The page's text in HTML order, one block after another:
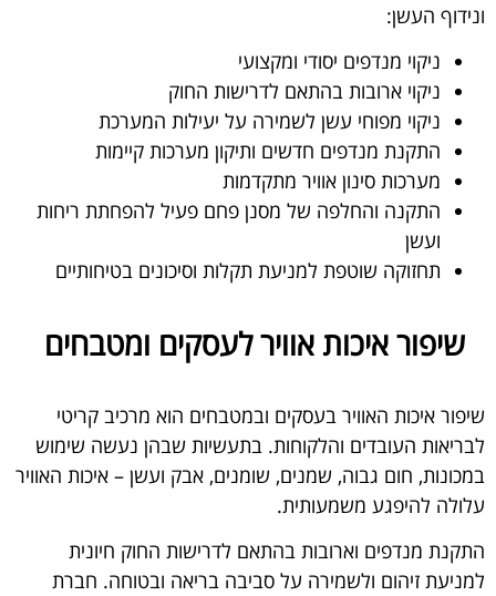
ונידוף העשן:
ניקוי מנדפים יסודי ומקצועי
ניקוי ארובות בהתאם לדרישות החוק
ניקוי מפוחי עשן לשמירה על יעילות המערכת
התקנת מנדפים חדשים ותיקון מערכות קיימות
מערכות סינון אוויר מתקדמות
התקנה והחלפה של מסנן פחם פעיל להפחתת ריחות
ועשן
תחזוקה שוטפת למניעת תקלות וסיכונים בטיחותיים
שיפור איכות אוויר לעסקים ומטבחים
שיפור איכות האוויר בעסקים ובמטבחים הוא מרכיב קריטי
לבריאות העובדים והלקוחות. בתעשיות שבהן נעשה שימוש
במכונות, חום גבוה, שמנים, שומנים, אבק ועשן – איכות האוויר
עלולה להיפגע משמעותית.
התקנת מנדפים וארובות בהתאם לדרישות החוק חיונית
למניעת זיהום ולשמירה על סביבה בריאה ובטוחה. חברת